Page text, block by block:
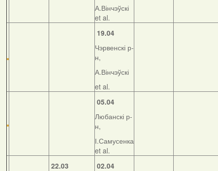
А.Вінчэўскі
et al.
19.04
Чэрвенскі р-
н,
А.Вінчэўскі
et al.
05.04
Любанскі р-
н,
І.Самусенка
et al.
22.03
02.04